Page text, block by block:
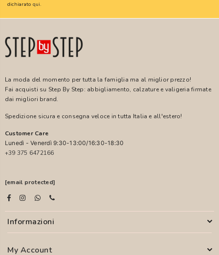
dichiarato qui.
La moda del momento per tutta la famiglia ma al miglior prezzo!
Fai acquisti su Step By Step: abbigliamento, calzature e valigeria firmate
dai migliori brand.
Spedizione sicura e consegna veloce in tutta Italia e all'estero!
Customer Care
Lunedì - Venerdì 9:30-13:00/16:30-18:30
+39 375 6472166
[email protected]
Informazioni
My Account